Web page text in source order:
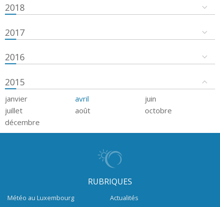
2018
2017
2016
2015
janvier avril
juin
juillet
août
octobre
décembre
RUBRIQUES
Météo au Luxembourg
Actualités